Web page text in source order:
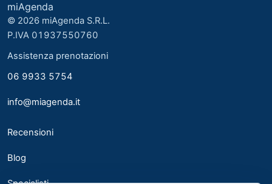
Cardiologia
Chirurgia Generale
6
miAgenda
© 2026 miAgenda S.R.L.
P.IVA 01937550760
Assistenza prenotazioni
06 9933 5754
info@miagenda.it
Recensioni
Blog